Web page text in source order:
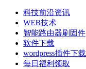
科技前沿资讯
WEB技术
智能路由器刷固件
软件下载
wordpress插件下载
每日福利领取